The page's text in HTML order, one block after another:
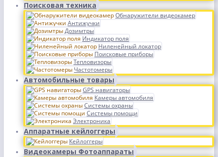
Поисковая техника
Обнаружители видеокамер
Антижучки
Дозимтры
Индикатор поля
Ниленейный локатор
Поисковые приборы
Тепловизоры
Частотомеры
Автомобильные товары
GPS навигаторы
Камеры автомобиля
Системы охраны
Системы помощи
Электроника
Аппаратные кейлоггеры
Кейлоггеры
Видеокамеры Фотоаппараты